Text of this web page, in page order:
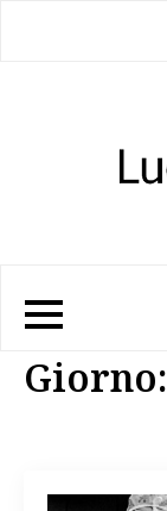
Giorno: